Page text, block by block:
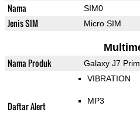
Nama SIM0
Jenis SIM Micro SIM
Nama Produk Galaxy J7
Daftar Alert
VIBRATION
MP3